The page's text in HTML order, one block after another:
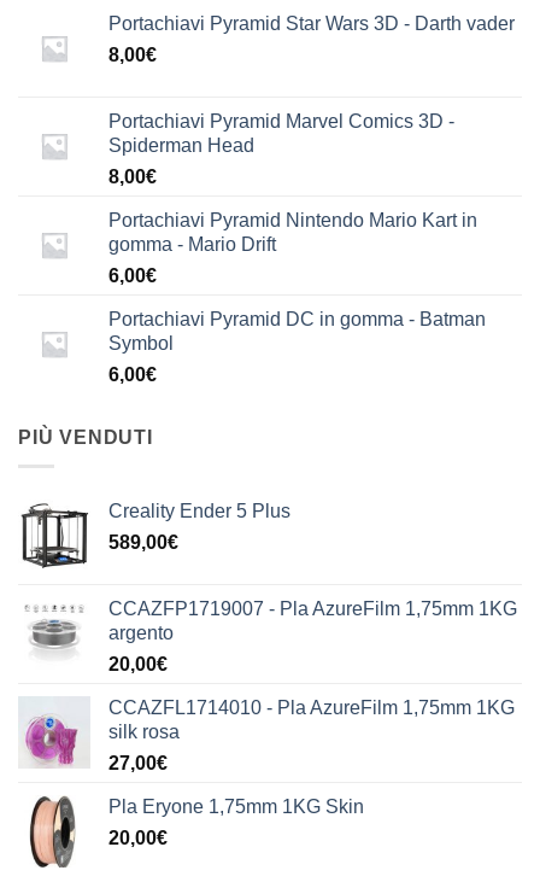
Portachiavi Pyramid Star Wars 3D - Darth vader
8,00€
Portachiavi Pyramid Marvel Comics 3D -
Spiderman Head
8,00€
Portachiavi Pyramid Nintendo Mario Kart in
gomma - Mario Drift
6,00€
Portachiavi Pyramid DC in gomma - Batman
Symbol
6,00€
PIÙ VENDUTI
Creality Ender 5 Plus
589,00€
CCAZFP1719007 - Pla AzureFilm 1,75mm 1KG
argento
20,00€
CCAZFL1714010 - Pla AzureFilm 1,75mm 1KG
silk rosa
27,00€
Pla Eryone 1,75mm 1KG Skin
20,00€